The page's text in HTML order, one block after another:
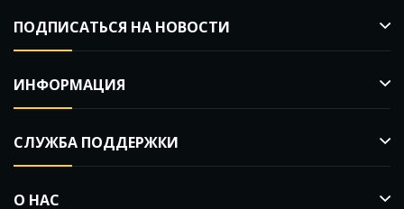
ПОДПИСАТЬСЯ НА НОВОСТИ
ИНФОРМАЦИЯ
СЛУЖБА ПОДДЕРЖКИ
О НАС